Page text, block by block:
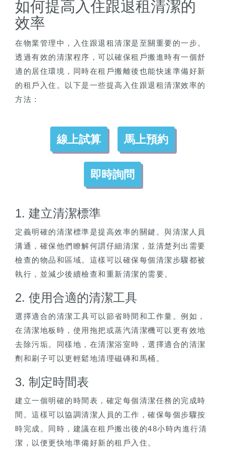
如何提高入住跟退租清潔的
效率
在物業管理中，入住跟退租清潔是至關重要的一步。
透過有效的清潔程序，可以確保租戶搬進時有一個舒
適的居住環境，同時在租戶搬離後也能快速準備好新
的租戶入住。以下是一些提高入住跟退租清潔效率的
方法：
線上試算 馬上預約
即時詢問
1. 建立清潔標準
定義明確的清潔標準是提高效率的關鍵。與清潔人員
溝通，確保他們瞭解何謂仔細清潔，並清楚列出需要
檢查的物品和區域。這樣可以確保每個清潔步驟都被
執行，並減少後續檢查和重新清潔的需要。
2. 使用合適的清潔工具
選擇適合的清潔工具可以節省時間和工作量。例如，
在清潔地板時，使用拖把或蒸汽清潔機可以更有效地
去除污垢。同樣地，在清潔浴室時，選擇適合的清潔
劑和刷子可以更輕鬆地清理磁磚和馬桶。
3. 制定時間表
建立一個明確的時間表，確定每個清潔任務的完成時
間。這樣可以協調清潔人員的工作，確保每個步驟按
時完成。同時，建議在租戶搬出後的48小時內進行清
潔，以便更快地準備好新的租戶入住。